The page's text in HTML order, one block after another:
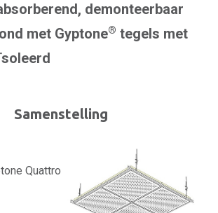
demonteerbaar
met Gyptone® tegels met
Samenstelling
Quattro